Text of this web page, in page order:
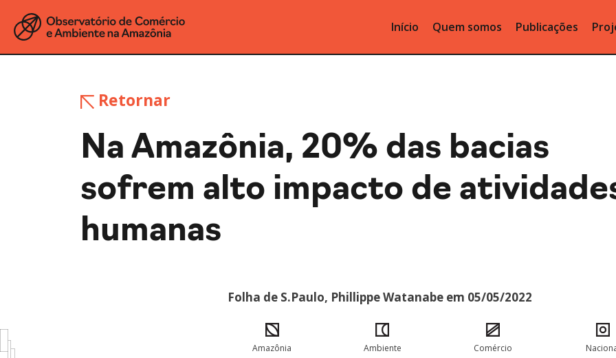
Início Quem somos Publicações
Retornar
Na Amazônia, 20% das bacias
sofrem alto impacto de
humanas
Folha de S.Paulo, Phillippe Watanabe em 05/05/2022
Amazônia Ambiente Comércio